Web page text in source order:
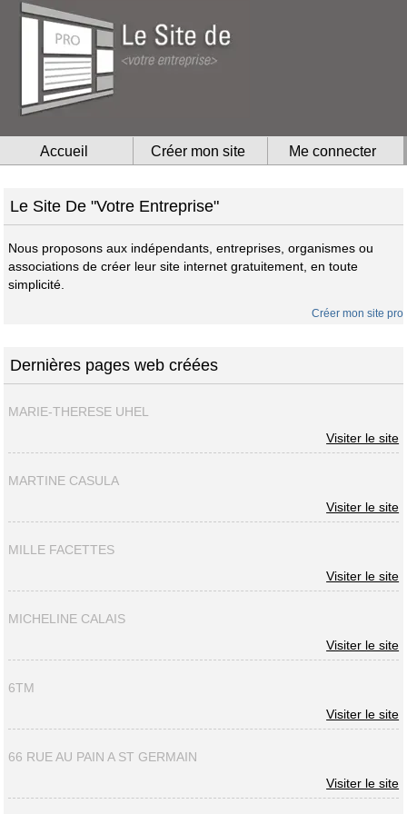
Accueil Créer mon site Me connecter
Le Site De "Votre Entreprise"
Nous proposons aux indépendants, entreprises, organismes ou
associations de créer leur site internet gratuitement, en toute
simplicité.
Créer mon site pro
Dernières pages web créées
MARIE-THERESE UHEL
Visiter le site
MARTINE CASULA
Visiter le site
MILLE FACETTES
Visiter le site
MICHELINE CALAIS
Visiter le site
6TM
Visiter le site
66 RUE AU PAIN A ST GERMAIN
Visiter le site